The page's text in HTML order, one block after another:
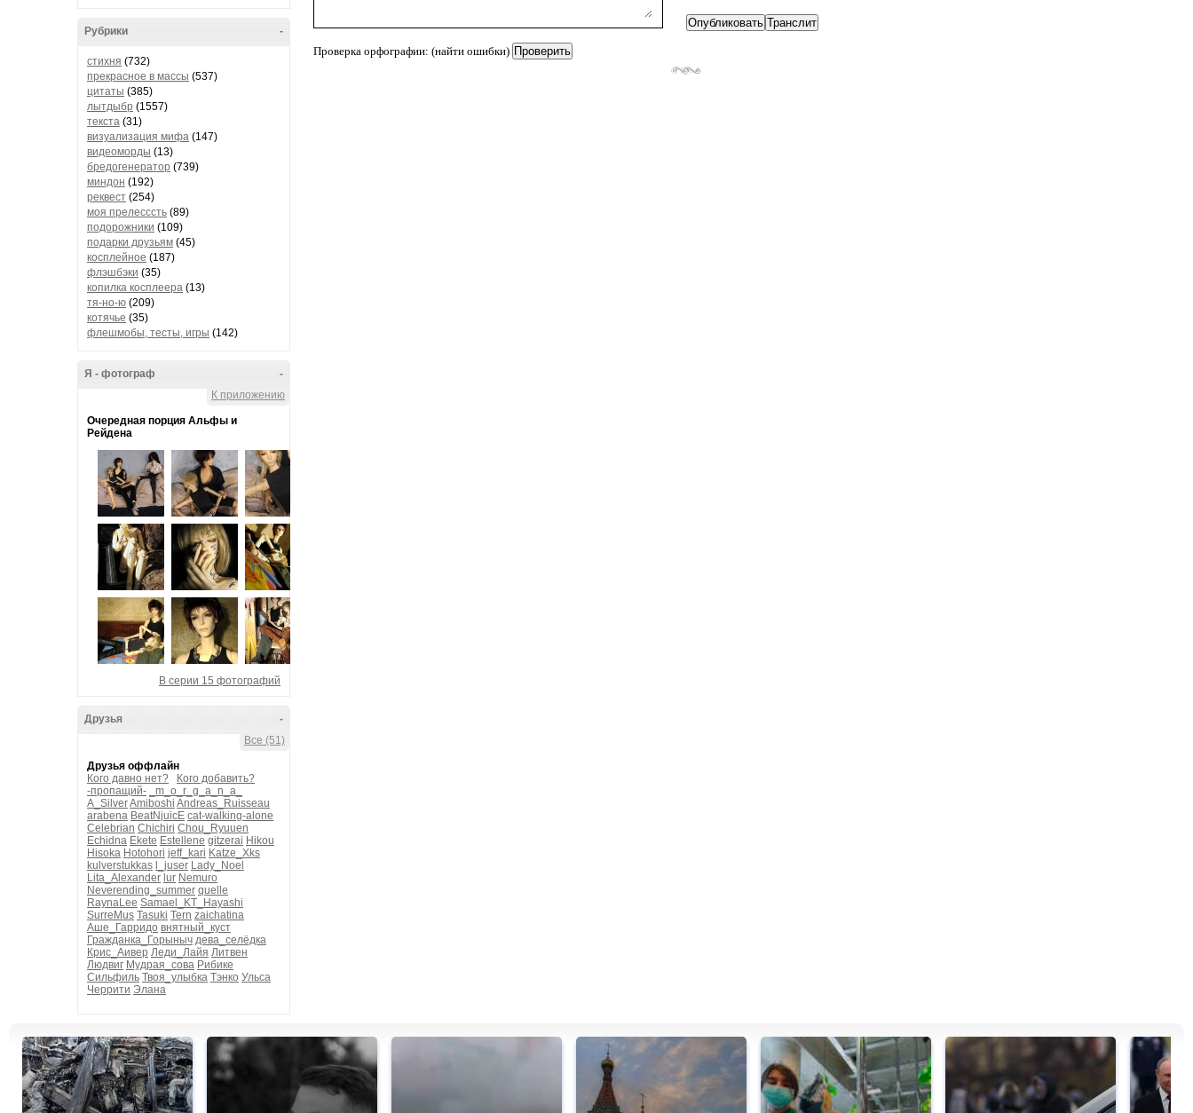
-
Рубрики
стихня (732)
прекрасное в массы (537)
цитаты (385)
лытдыбр (1557)
текста (31)
визуализация мифа (147)
видеоморды (13)
бредогенератор (739)
миндон (192)
реквест (254)
моя прелесссть (89)
подорожники (109)
подарки друзьям (45)
косплейное (187)
флэшбэки (35)
копилка косплеера (13)
тя-но-ю (209)
котячье (35)
флешмобы, тесты, игры (142)
-
Я - фотограф
К приложению
Очередная порция Альфы и
Рейдена
В серии 15 фотографий
-
Друзья
Все (51)
Друзья оффлайн
Кого давно нет?
Кого добавить?
-пропащий-
_m_o_r_g_a_n_a_
A_SilverAmiboshi Andreas_Ruisseau
arabena BeatNjuicE cat-walking-alone
Celebrian Chichiri Chou_Ryuuen
Echidna Ekete Estellene gitzerai Hikou
Hisoka Hotohori jeff_kari Katze_Xks
kulverstukkas
l_juser Lady_Noel
Lita_Alexander lur Nemuro
Neverending_summer quelle
RaynaLee Samael_KT_Hayashi
SurreMus Tasuki Tern zaichatina
Аше_Гарридо внятный_куст
Гражданка_Горыныч дева_селёдка
Крис_Аивер Леди_Лайя Литвен
Людвиг Мудрая_сова Рибике
Сильфиль Твоя_улыбка Тэнко Ульса
Черрити Элана
Проверка орфографии: (найти ошибки)